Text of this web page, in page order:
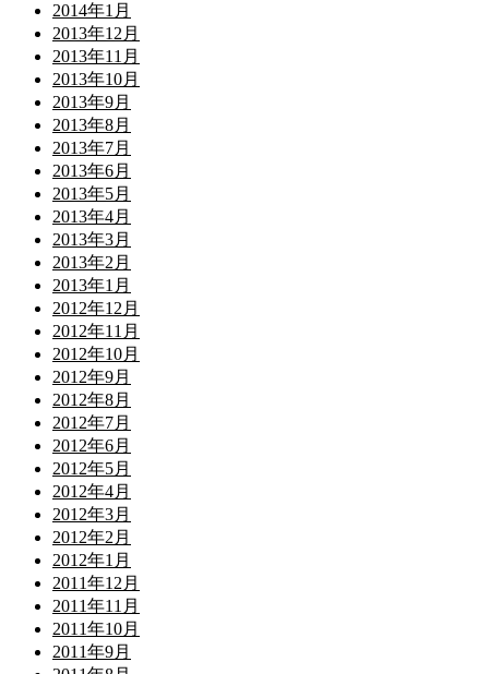
2014年1月
2013年12月
2013年11月
2013年10月
2013年9月
2013年8月
2013年7月
2013年6月
2013年5月
2013年4月
2013年3月
2013年2月
2013年1月
2012年12月
2012年11月
2012年10月
2012年9月
2012年8月
2012年7月
2012年6月
2012年5月
2012年4月
2012年3月
2012年2月
2012年1月
2011年12月
2011年11月
2011年10月
2011年9月